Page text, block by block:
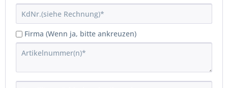
Firma (Wenn ja, bitte ankreuzen)